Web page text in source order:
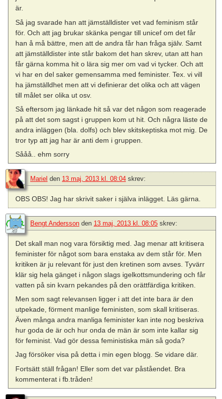
är.
Så jag svarade han att jämställdister vet vad feminism står
för. Och att jag brukar skänka pengar till unicef om det får
han å må bättre, men att de andra får han fråga själv. Samt
att jämställdister inte står bakom det han skrev, utan att han
får gärna komma hit o lära sig mer om vad vi tycker. Och att
vi har en del saker gemensamma med feminister. Tex. vi vill
ha jämställdhet men att vi definierar det olika och att vägen
till målet ser olika ut osv.
Så eftersom jag länkade hit så var det någon som reagerade
på att det som sagst i gruppen kom ut hit. Och några läste de
andra inläggen (bla. dolfs) och blev skitskeptiska mot mig. De
tror typ att jag har är anti dem i gruppen.
Sååå.. ehm sorry
Mariel den 13 maj, 2013 kl. 08:04 skrev:
OBS OBS! Jag har skrivit saker i själva inlägget. Läs gärna.
Bengt Andersson den 13 maj, 2013 kl. 08:05 skrev:
Det skall man nog vara försiktig med. Jag menar att kritisera
feminister för något som bara enstaka av dem står för. Men
kritiken är ju relevant för just den kretinen som avses. Tyvärr
klär sig hela gänget i någon slags igelkottsmundering och får
vatten på sin kvarn pekandes på den orättfärdiga kritiken.
Men som sagt relevansen ligger i att det inte bara är den
utpekade, förment manlige feministen, som skall kritiseras.
Även många andra manliga feminister kan inte nog beskriva
hur goda de är och hur onda de män är som inte kallar sig
för feminist. Vad gör dessa feministiska män så goda?
Jag försöker visa på detta i min egen blogg. Se vidare där.
Fortsätt ställ frågan! Eller som det var påståendet. Bra
kommenterat i fb.tråden!